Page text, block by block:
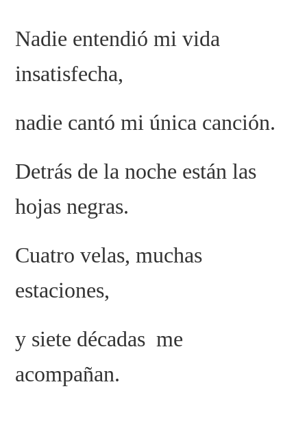
Nadie entendió mi vida
insatisfecha,
nadie cantó mi única canción.
Detrás de la noche están las
hojas negras.
Cuatro velas, muchas
estaciones,
y siete décadas me
acompañan.